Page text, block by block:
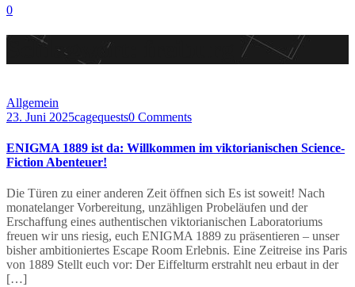
0
Schlagwort:
Allgemein
23. Juni 2025cagequests0 Comments
ENIGMA 1889 ist da: Willkommen im viktorianischen Science-
Fiction Abenteuer!
Die Türen zu einer anderen Zeit öffnen sich Es ist soweit! Nach
monatelanger Vorbereitung, unzähligen Probeläufen und der
Erschaffung eines authentischen viktorianischen Laboratoriums
freuen wir uns riesig, euch ENIGMA 1889 zu präsentieren – unser
bisher ambitioniertes Escape Room Erlebnis. Eine Zeitreise ins Paris
von 1889 Stellt euch vor: Der Eiffelturm erstrahlt neu erbaut in der
[…]